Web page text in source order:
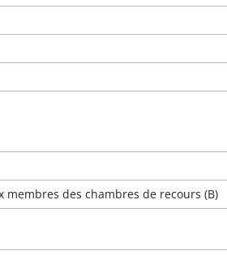
des chambres de recours (B)